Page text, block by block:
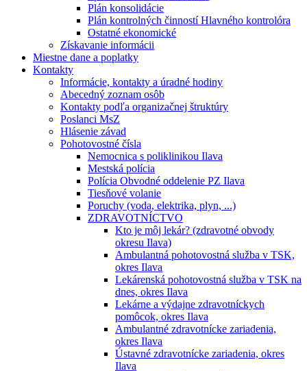
Plán konsolidácie
Plán kontrolných činností Hlavného kontrolóra
Ostatné ekonomické
Získavanie informácii
Miestne dane a poplatky
Kontakty
Informácie, kontakty a úradné hodiny
Abecedný zoznam osôb
Kontakty podľa organizačnej štruktúry
Poslanci MsZ
Hlásenie závad
Pohotovostné čísla
Nemocnica s poliklinikou Ilava
Mestská polícia
Polícia Obvodné oddelenie PZ Ilava
Tiesňové volanie
Poruchy (voda, elektrika, plyn, ...)
ZDRAVOTNÍCTVO
Kto je môj lekár? (zdravotné obvody
okresu Ilava)
Ambulantná pohotovostná služba v TSK,
okres Ilava
Lekárenská pohotovostná služba v TSK na
dnes, okres Ilava
Lekárne a výdajne zdravotníckych
pomôcok, okres Ilava
Ambulantné zdravotnícke zariadenia,
okres Ilava
Ústavné zdravotnícke zariadenia, okres
Ilava